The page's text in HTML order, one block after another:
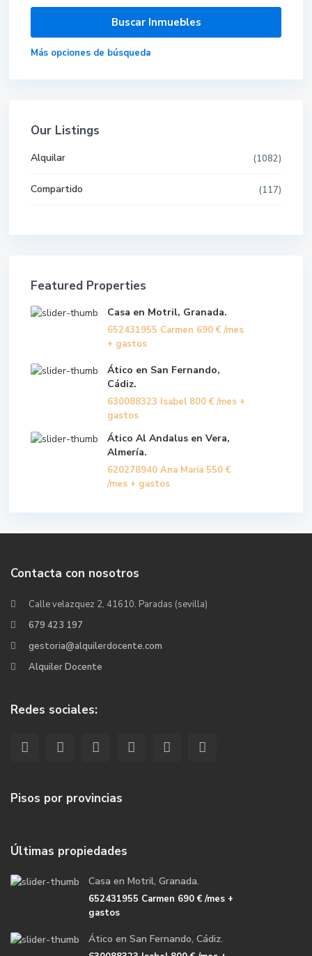
Más opciones de búsqueda
Our Listings
Alquilar (1082)
Compartido (117)
Featured Properties
Casa en Motril, Granada.
652431955 Carmen 690 € /mes
+ gastos
Ático en San Fernando,
Cádiz.
630088323 Isabel 800 € /mes +
gastos
Ático Al Andalus en Vera,
Almería.
620278940 Ana María 550 €
/mes + gastos
Contacta con nosotros
Calle velazquez 2, 41610. Paradas (sevilla)
679 423 197
gestoria@alquilerdocente.com
Alquiler Docente
Redes sociales:
Pisos por provincias
Últimas propiedades
Casa en Motril, Granada.
652431955 Carmen 690 €/mes +
gastos
Ático en San Fernando, Cádiz.